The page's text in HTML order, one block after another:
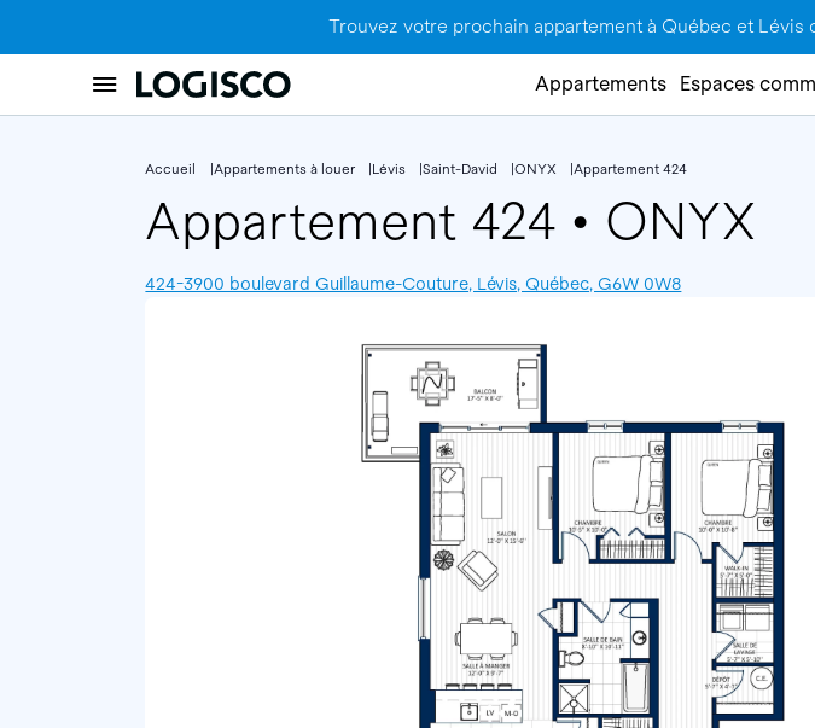
Trouvez votre prochain appartement à Québec et Lévis
Appartements Espaces
Accueil Appartements à louer Lévis Saint-David ONYX Appartement 424
Appartement 424 • ONYX
424-3900 boulevard Guillaume-Couture, Lévis, Québec, G6W 0W8